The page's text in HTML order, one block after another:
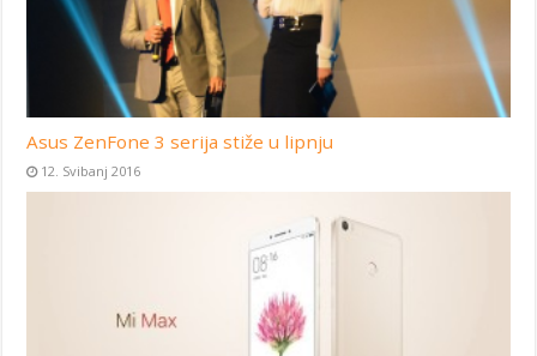
Asus ZenFone 3 serija stiže u lipnju
12. Svibanj 2016